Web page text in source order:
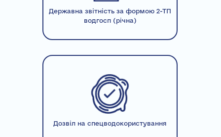
Державна звітність за формою 2-ТП
водгосп (річна)
Дозвіл на спецводокористування